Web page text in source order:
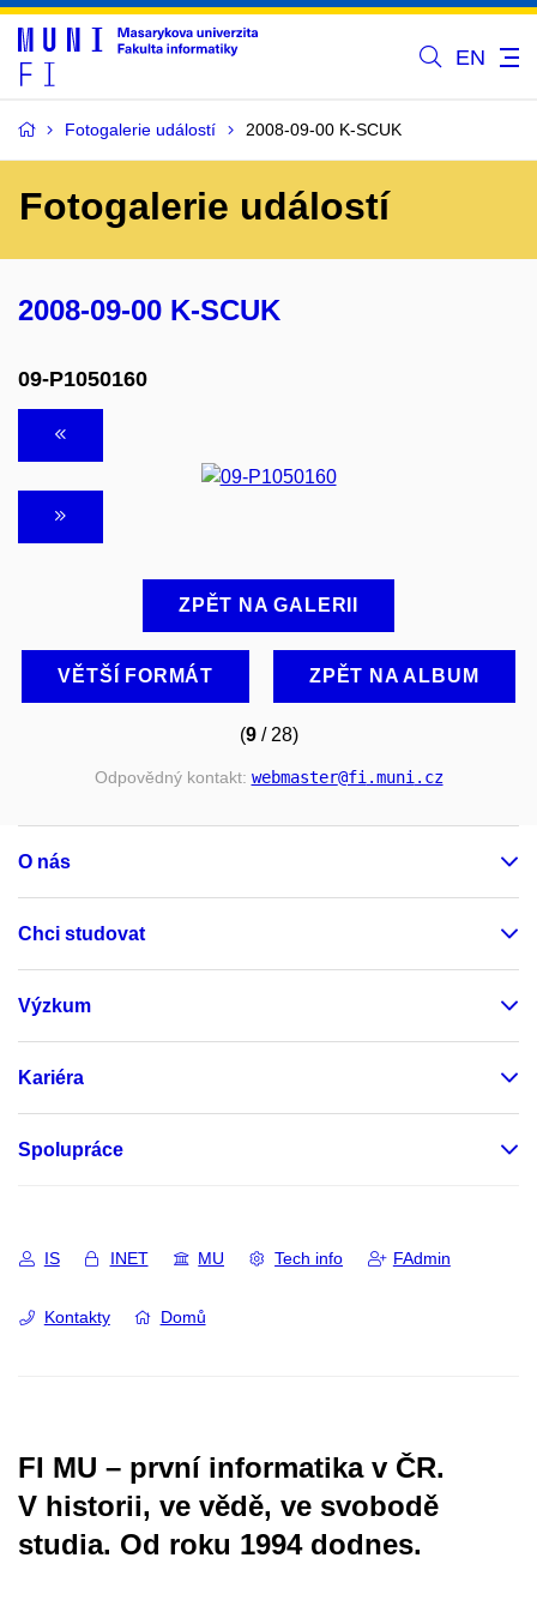
EN
Fotogalerie událostí 2008-09-00 K-SCUK
Fotogalerie událostí
2008-09-00 K-SCUK
09-P1050160
ZPĚT NA GALERII
VĚTŠÍ FORMÁT ZPĚT NA ALBUM
(9/ 28)
Odpovědný kontakt: webmaster@fi.muni.cz
O nás
Chci studovat
Výzkum
Kariéra
Spolupráce
IS INET MU Tech info FAdmin
Kontakty Domů
FI MU – první informatika v ČR.
V historii, ve vědě, ve svobodě
studia. Od roku 1994 dodnes.